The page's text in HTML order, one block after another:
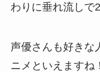
わりに垂れ流しで
声優さんも好きな
ニメといえますね！